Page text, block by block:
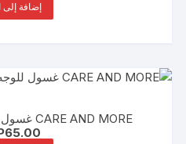
إضافة إلى
CARE AND MORE غسول للوجه بالالوفيرا 150مل
65.00